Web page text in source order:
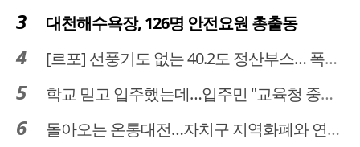
대천해수욕장, 126명 안전요원 총출동
[르포] 선풍기도 없는 40.2도 정산부스… 폭염 속 공영주차장 근로자
학교 믿고 입주했는데…입주민 "교육청 중재 나서라"
돌아오는 온통대전…자치구 지역화폐와 연계·통합 가능할까